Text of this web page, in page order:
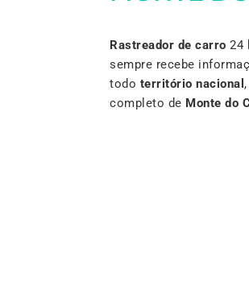
Rastreador de carro 24
sempre recebe
todo território nacional
completo de Monte do